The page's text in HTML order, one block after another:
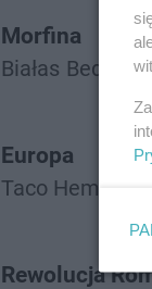
Morfina
Białas Bedoes
Europa
Taco
Rewolucja